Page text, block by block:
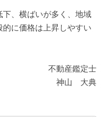
、横ばいが多く、地域
に価格は上昇しやすい
不動産鑑定士
神山 大典